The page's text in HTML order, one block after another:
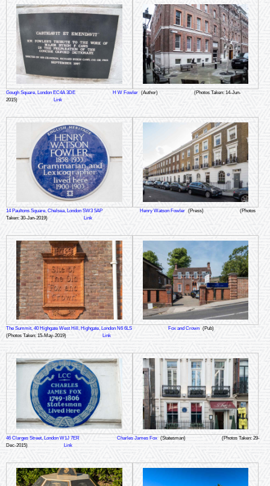
Gough Square, London EC4A 3DE H W Fowler (Author)
(Photos Taken: 14-Jun-
2015)
Link
14 Paultons Square, Chelsea, London SW3 5AP Henry Watson Fowler (Press)
(Photos
Taken: 30-Jan-2019)
Link
The Summit, 40 Highgate West Hill, Highgate, London N6 6LS Fox and Crown (Pub)
(Photos Taken: 15-May-2019)
Link
46 Clarges Street, London W1J 7ER Charles James Fox (Statesman)
(Photos Taken: 29-
Dec-2015)
Link